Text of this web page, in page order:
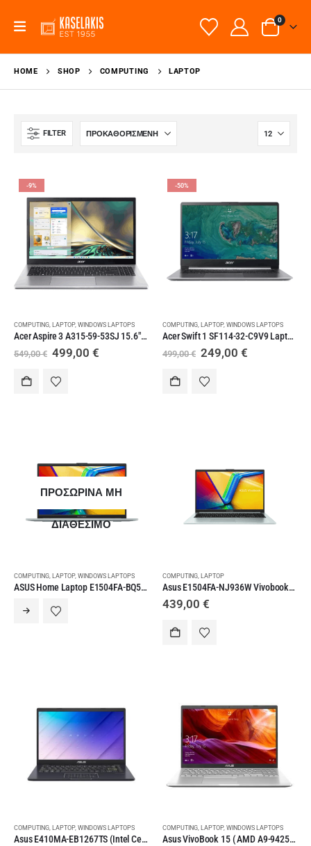
0
HOME SHOP COMPUTING LAPTOP
FILTER
-9%
COMPUTING LAPTOP, WINDOWS LAPTOPS
Acer Aspire 3 A315-59-53SJ 15.6″ FHD i5-1235U/8GB/512GB SSD/W11 Home Pure Silver GR Keyboard
549,00€ Original
price
was:
549,00 €.
499,00 €Η
-50%
COMPUTING LAPTOP, WINDOWS LAPTOPS
Acer Swift 1 SF114-32-C9V9 Laptop Stock Out Προσφορά
499,00€ Original
price
was:
499,00 €.
249,00 €Η
ΠΡΟΣΩΡΙΝΑ ΜΗ
ΔΙΑΘΕΣΙΜΟ
COMPUTING, LAPTOP,WINDOWS LAPTOPS
ASUS Home Laptop E1504FA-BQ511W NB 15.6 ιντσών AMD R5-7520U|8GB|512GB|W11
COMPUTING, LAPTOP
Asus E1504FA-NJ936W Vivobook FullHD(Ryzen 3-7320U/8GB/512GB SSD/W11 Home) Green Grey
439,00 €
COMPUTING LAPTOP, WINDOWS LAPTOPS
Asus E410MA-EB1267TS (Intel Celeron-N4020/4GB/ 128GB eMMC/ W10s) Laptop
COMPUTING LAPTOP, WINDOWS LAPTOPS
Asus VivoBook 15 ( AMD A9-9425/ 15.6″/ 8GB/ 256GB SSD/ Win10 Home ) Laptop Silver